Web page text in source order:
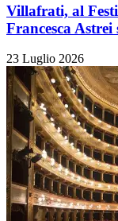
Villafrati, al
Francesca Astrei
23 Luglio 2026